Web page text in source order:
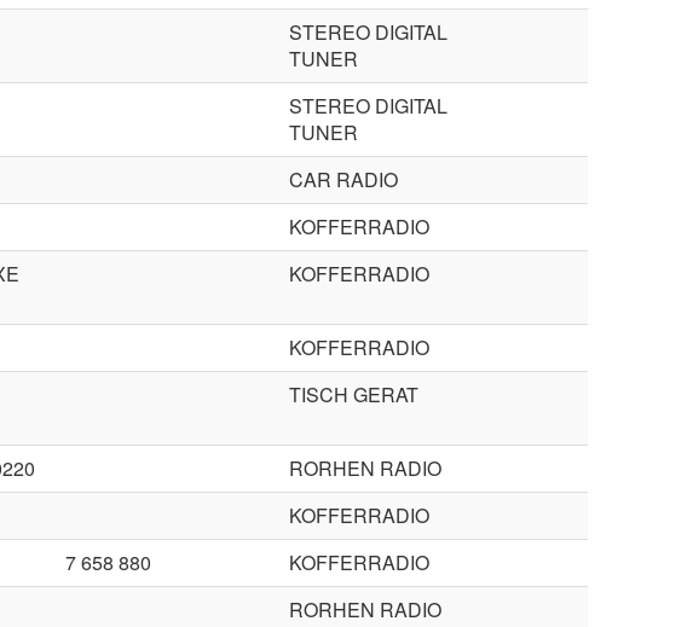
STEREO DIGITAL
TUNER
STEREO DIGITAL
TUNER
CAR RADIO
KOFFERRADIO
KOFFERRADIO
KOFFERRADIO
TISCH GERAT
RORHEN RADIO
KOFFERRADIO
7 658 880
KOFFERRADIO
RORHEN RADIO